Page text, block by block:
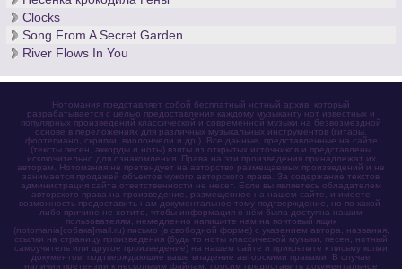
Clocks
Song From A Secret Garden
River Flows In You
Нотомания представляет собой бесплатный нотный архив, который
разрабатывается с целью предоставления каждому музыканту нот известных и
популярных произведений классической и современной музыки на безвозмездной
основе в переложениях для различных музыкальных инструментов (гитары,
фортепиано, скрипки, виолончели и др.). Все данные, представленные на сайте
(тексты песен, аккорды и ноты) взяты из открытых источников и представлены
исключительно для ознакомления. Права на эти произведения принадлежат их
авторам. Нотомания не претендует на авторство размещаемых произведений и не
занимается продажей объектов чужого авторского права. За содержание текстов
администрация сайта ответственности не несет. Если вы являетесь обладателем
авторского права на произведение, размещенное на нашем сайте, и имеете
возможность предоставить нам документальное тому подтверждение, но по какой-
либо причине не хотите, чтобы информация о нём была доступна нашим
пользователям, немедленно напишите нам на почтовый ящик
(notomania[собака]mail.ru) письмо (в свободной форме) с указанием автора, названия,
ссылки на страницу произведения (будь то ноты классической музыки, песен, нотный
самоучитель или другое произведение) на нашем сайте и прикрепите к письму копии
документов, подтверждающие ваше владение авторскими правами. В случае
наличия претензии к нескольким файлам, просим предоставить документальное